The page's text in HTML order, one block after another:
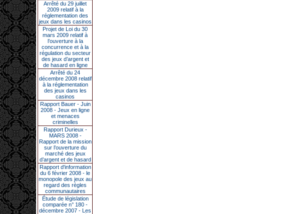
Arrêté du 29 juillet
2009 relatif à la
réglementation des
jeux dans les casinos
Projet de Loi du 30
mars 2009 relatif à
l’ouverture à la
concurrence et à la
régulation du secteur
des jeux d’argent et
de hasard en ligne
Arrêté du 24
décembre 2008 relatif
à la réglementation
des jeux dans les
casinos
Rapport Bauer - Juin
2008 - Jeux en ligne
et menaces
criminelles
Rapport Durieux -
MARS 2008 -
Rapport de la mission
sur l’ouverture du
marché des jeux
d’argent et de hasard
Rapport d'information
du 6 février 2008 - le
monopole des jeux au
regard des règles
communautaires
Étude de législation
comparée n° 180 -
décembre 2007 - Les